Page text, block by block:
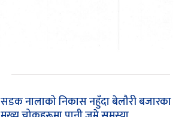
सडक नालाको निकास नहुँदा बेलौरी बजारका